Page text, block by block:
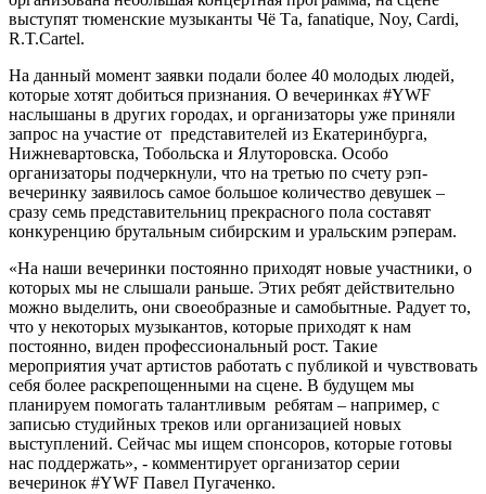
выступят тюменские музыканты Чё Та, fanatique, Noy, Cardi,
R.T.Cartel.
На данный момент заявки подали более 40 молодых людей,
которые хотят добиться признания. О вечеринках #YWF
наслышаны в других городах, и организаторы уже приняли
запрос на участие от представителей из Екатеринбурга,
Нижневартовска, Тобольска и Ялуторовска. Особо
организаторы подчеркнули, что на третью по счету рэп-
вечеринку заявилось самое большое количество девушек –
сразу семь представительниц прекрасного пола составят
конкуренцию брутальным сибирским и уральским рэперам.
«На наши вечеринки постоянно приходят новые участники, о
которых мы не слышали раньше. Этих ребят действительно
можно выделить, они своеобразные и самобытные. Радует то,
что у некоторых музыкантов, которые приходят к нам
постоянно, виден профессиональный рост. Такие
мероприятия учат артистов работать с публикой и чувствовать
себя более раскрепощенными на сцене. В будущем мы
планируем помогать талантливым ребятам – например, с
записью студийных треков или организацией новых
выступлений. Сейчас мы ищем спонсоров, которые готовы
нас поддержать», - комментирует организатор серии
вечеринок #YWF Павел Пугаченко.